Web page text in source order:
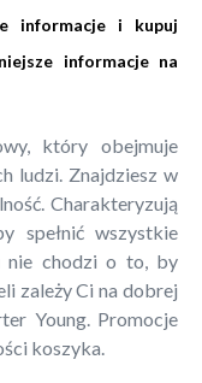
informacje i kupuj
informacje na
który obejmuje
ludzi. Znajdziesz w
Charakteryzują
spełnić wszystkie
nie chodzi o to, by
zależy Ci na dobrej
Young. Promocje
koszyka.